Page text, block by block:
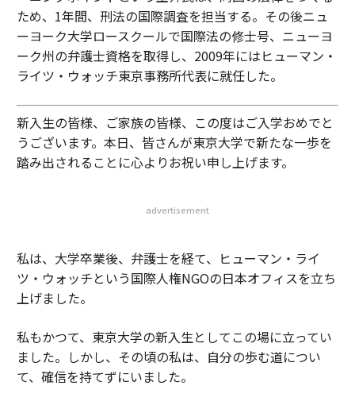
ため、1年間、刑法の国際調査を担当する。その後ニュ
ーヨーク大学ロースクールで国際法の修士号、ニューヨ
ーク州の弁護士資格を取得し、2009年にはヒューマン・
ライツ・ウォッチ東京事務所代表に就任した。
新入生の皆様、ご家族の皆様、この度はご入学おめでと
うございます。本日、皆さんが東京大学で新たな一歩を
踏み出されることに心よりお祝い申し上げます。
advertisement
私は、大学卒業後、弁護士を経て、ヒューマン・ライ
ツ・ウォッチという国際人権NGOの日本オフィスを立ち
上げました。
私もかつて、東京大学の新入生としてこの場に立ってい
ました。しかし、その頃の私は、自分の歩む道につい
て、確信を持てずにいました。